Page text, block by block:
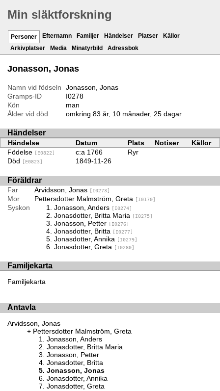
Min släktforskning
Personer Efternamn Familjer Händelser Platser
Källor
Arkivplatser
Media Minatyrbild Adressbok
Jonasson, Jonas
Namn vid födseln
Jonasson, Jonas
Gramps-ID
I0278
Kön
man
Ålder vid död
omkring 83 år, 10 månader, 25 dagar
Händelser
Händelse Datum Plats Notiser
Källor
Födelse
[E0822] c:a 1766
Ryr
Död
[E0823] 1849-11-26
Föräldrar
Far Arvidsson, Jonas [I0273]
Mor Pettersdotter Malmström, Greta [I0170]
Syskon Jonasson, Anders [I0274]
Jonasdotter, Britta Maria [I0275]
Jonasson, Petter [I0276]
Jonasdotter, Britta [I0277]
Jonasdotter, Annika [I0279]
Jonasdotter, Greta [I0280]
Familjekarta
Familjekarta
Antavla
Arvidsson, Jonas
Pettersdotter Malmström, Greta
Jonasson, Anders
Jonasdotter, Britta Maria
Jonasson, Petter
Jonasdotter, Britta
Jonasson, Jonas
Jonasdotter, Annika
Jonasdotter, Greta